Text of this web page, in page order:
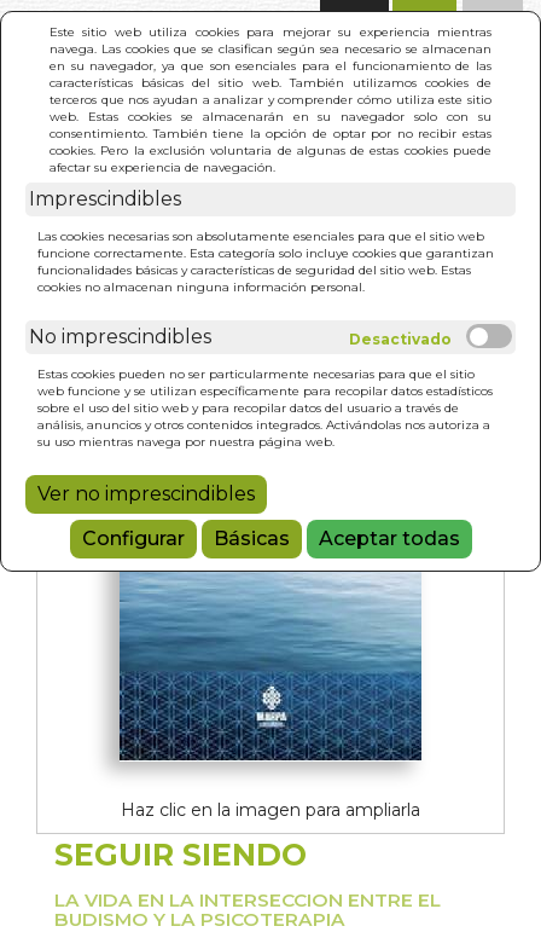
Este sitio web utiliza cookies para mejorar su experiencia mientras
navega. Las cookies que se clasifican según sea necesario se almacenan
en su navegador, ya que son esenciales para el funcionamiento de las
características básicas del sitio web. También utilizamos cookies de
terceros que nos ayudan a analizar y comprender cómo utiliza este sitio
web. Estas cookies se almacenarán en su navegador solo con su
consentimiento. También tiene la opción de optar por no recibir estas
cookies. Pero la exclusión voluntaria de algunas de estas cookies puede
afectar su experiencia de navegación.
Imprescindibles
Las cookies necesarias son absolutamente esenciales para que el sitio web
funcione correctamente. Esta categoría solo incluye cookies que garantizan
funcionalidades básicas y características de seguridad del sitio web. Estas
cookies no almacenan ninguna información personal.
No imprescindibles
Estas cookies pueden no ser particularmente necesarias para que el sitio
web funcione y se utilizan específicamente para recopilar datos estadísticos
sobre el uso del sitio web y para recopilar datos del usuario a través de
análisis, anuncios y otros contenidos integrados. Activándolas nos autoriza a
su uso mientras navega por nuestra página web.
Ver no imprescindibles
Configurar
Básicas Aceptar todas
INICIO > SEGUIR SIENDO
Haz clic en la imagen para ampliarla
SEGUIR SIENDO
LA VIDA EN LA INTERSECCION ENTRE EL
BUDISMO Y LA PSICOTERAPIA